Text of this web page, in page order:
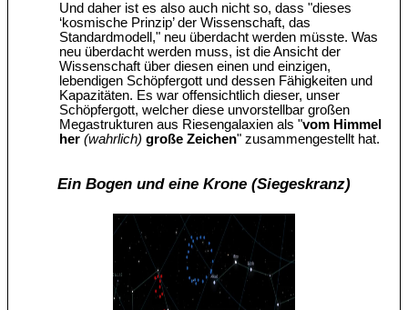
Und daher ist es also auch nicht so, dass "dieses
‘kosmische Prinzip’ der Wissenschaft, das
Standardmodell," neu überdacht werden müsste. Was
neu überdacht werden muss, ist die Ansicht der
Wissenschaft über diesen einen und einzigen,
lebendigen Schöpfergott und dessen Fähigkeiten und
Kapazitäten. Es war offensichtlich dieser, unser
Schöpfergott, welcher diese unvorstellbar großen
Megastrukturen aus Riesengalaxien als "vom Himmel
her(wahrlich) große Zeichen" zusammengestellt hat.
Ein Bogen und eine Krone (Siegeskranz)